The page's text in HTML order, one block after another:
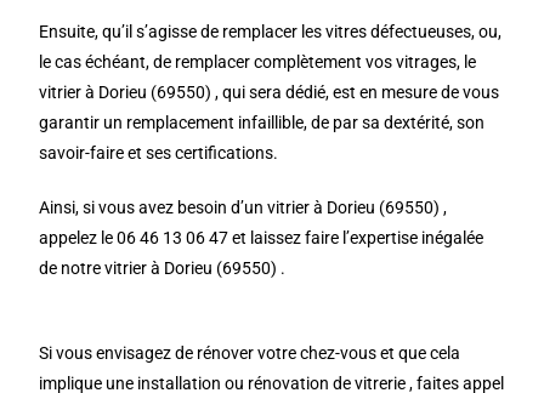
Ensuite, qu’il s’agisse de remplacer les vitres défectueuses, ou,
le cas échéant, de remplacer complètement vos vitrages, le
vitrier à Dorieu (69550) , qui sera dédié, est en mesure de vous
garantir un remplacement infaillible, de par sa dextérité, son
savoir-faire et ses certifications.
Ainsi, si vous avez besoin d’un vitrier à Dorieu (69550) ,
appelez le 06 46 13 06 47 et laissez faire l’expertise inégalée
de notre vitrier à Dorieu (69550) .
Si vous envisagez de rénover votre chez-vous et que cela
implique une installation ou rénovation de vitrerie , faites appel